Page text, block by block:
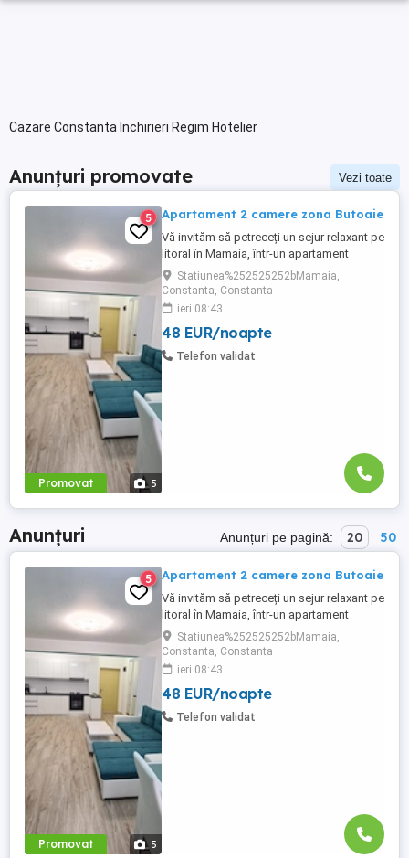
Cazare Constanta Inchirieri Regim Hotelier
Anunțuri promovate Vezi toate
Promovat 5
5 Apartament 2 camere zona Butoaie
Vă invităm să petreceți un sejur relaxant pe
litoral în Mamaia, într-un apartament
modern, situat în complexul Moonlight,
Residence, zona centrală una dintre cele
mai căutate locații din stațiune. Locație
restaurante, cluburi și puncte de atracție.
Etaj 8 ...
Statiunea%252525252bMamaia,
Constanta, Constanta
ieri 08:43
48 EUR/noapte
Telefon validat
Anunțuri Anunțuri pe pagină: 20 50
Promovat 5
5 Apartament 2 camere zona Butoaie
Vă invităm să petreceți un sejur relaxant pe
litoral în Mamaia, într-un apartament
modern, situat în complexul Moonlight,
Residence, zona centrală una dintre cele
mai căutate locații din stațiune. Locație
restaurante, cluburi și puncte de atracție.
Etaj 8 ...
Statiunea%252525252bMamaia,
Constanta, Constanta
ieri 08:43
48 EUR/noapte
Telefon validat